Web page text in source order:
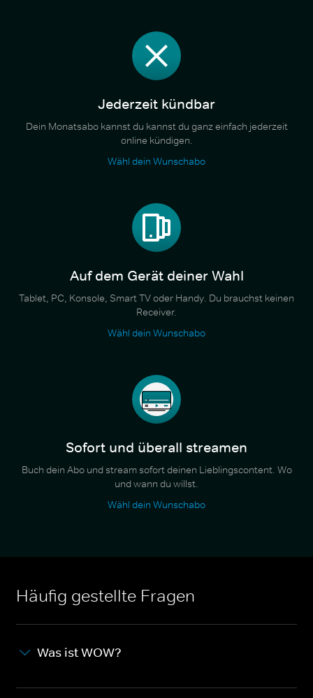
Jederzeit kündbar
Dein Monatsabo kannst du kannst du ganz einfach jederzeit
online kündigen.
Wähl dein Wunschabo
Auf dem Gerät deiner Wahl
Tablet, PC, Konsole, Smart TV oder Handy. Du brauchst keinen
Receiver.
Wähl dein Wunschabo
Sofort und überall streamen
Buch dein Abo und stream sofort deinen Lieblingscontent. Wo
und wann du willst.
Wähl dein Wunschabo
Häufig gestellte Fragen
Was ist WOW?